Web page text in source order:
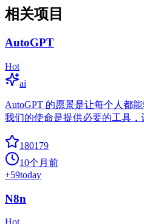
相关项目
AutoGPT
Hot
ai
AutoGPT 的愿景是让每个人都
我们的使命是提供必要的工具，
180179
10个月前
+59today
N8n